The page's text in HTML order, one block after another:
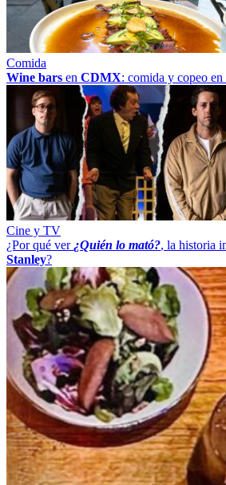
Comida
Wine bars en CDMX: comida y copeo en
Cine y TV
¿Por qué ver ¿Quién lo mató?, la historia
Stanley?